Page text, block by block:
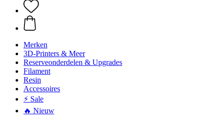
Merken
3D-Printers & Meer
Reserveonderdelen & Upgrades
Filament
Resin
Accessoires
⚡ Sale
🔥 Nieuw